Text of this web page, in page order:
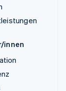
innen